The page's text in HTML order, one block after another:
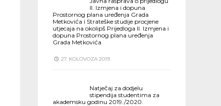
II. Izmjena i dopuna
Prostornog plana uređenja Grada
Metkovića i Strateške studije procjene
utjecaja na okolipš Prijedloga II. Izmjena i
dopuna Prostornog plana uređenja
Grada Metkovića
27. KOLOVOZA 2019.
Natječaj za dodjelu
stipendija studentima za
akademsku godinu 2019./2020.